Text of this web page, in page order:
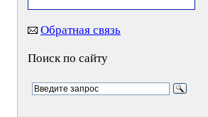
Обратная связь
Поиск по сайту